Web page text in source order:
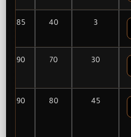
3
40
85
30
70
90
45
80
90